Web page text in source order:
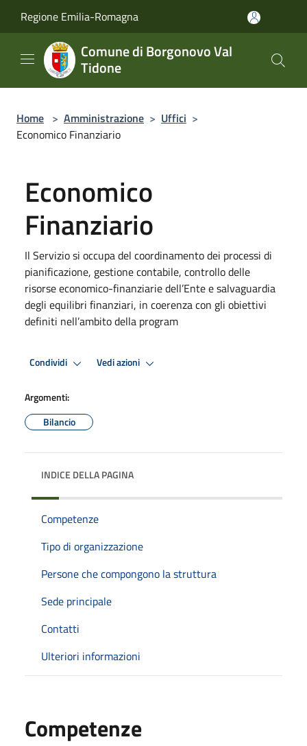
Regione Emilia-Romagna
Comune di Borgonovo Val
Tidone
Home > Amministrazione > Uffici >
Economico Finanziario
Economico
Finanziario
Il Servizio si occupa del coordinamento dei processi di
pianificazione, gestione contabile, controllo delle
risorse economico-finanziarie dell’Ente e salvaguardia
degli equilibri finanziari, in coerenza con gli obiettivi
definiti nell’ambito della program
Condividi Vedi azioni
Argomenti:
Bilancio
INDICE DELLA PAGINA
Competenze
Tipo di organizzazione
Persone che compongono la struttura
Sede principale
Contatti
Ulteriori informazioni
Competenze